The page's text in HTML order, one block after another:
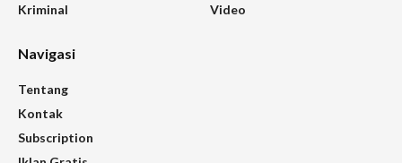
Kriminal
Video
Navigasi
Tentang
Kontak
Subscription